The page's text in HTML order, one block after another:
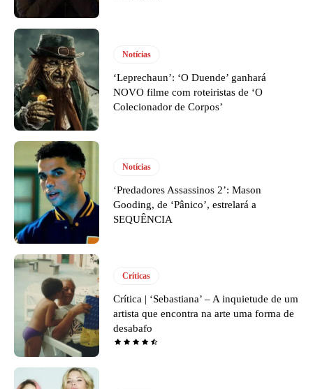
Notícias
‘Leprechaun’: ‘O Duende’ ganhará
NOVO filme com roteiristas de ‘O
Colecionador de Corpos’
Notícias
‘Predadores Assassinos 2’: Mason
Gooding, de ‘Pânico’, estrelará a
SEQUÊNCIA
Críticas
Crítica | ‘Sebastiana’ – A inquietude de um
artista que encontra na arte uma forma de
desabafo